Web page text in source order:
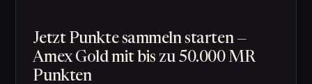
Jetzt Punkte sammeln starten —
Amex Gold mit bis zu 50.000 MR
Punkten